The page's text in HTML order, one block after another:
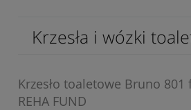
Krzesła i wózki
Krzesło toaletowe Bruno 801
REHA FUND